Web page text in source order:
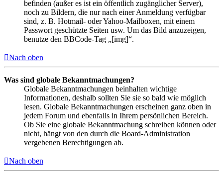
befinden (außer es ist ein öffentlich zugänglicher Server),
noch zu Bildern, die nur nach einer Anmeldung verfügbar
sind, z. B. Hotmail- oder Yahoo-Mailboxen, mit einem
Passwort geschützte Seiten usw. Um das Bild anzuzeigen,
benutze den BBCode-Tag „[img]“.
Nach oben
Was sind globale Bekanntmachungen?
Globale Bekanntmachungen beinhalten wichtige
Informationen, deshalb sollten Sie sie so bald wie möglich
lesen. Globale Bekanntmachungen erscheinen ganz oben in
jedem Forum und ebenfalls in Ihrem persönlichen Bereich.
Ob Sie eine globale Bekanntmachung schreiben können oder
nicht, hängt von den durch die Board-Administration
vergebenen Berechtigungen ab.
Nach oben